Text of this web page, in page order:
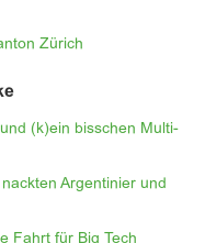
Zürich
(k)ein bisschen Multi-
Argentinier und
Fahrt für Big Tech